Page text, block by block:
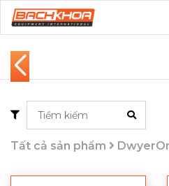
Tất cả sản phẩm